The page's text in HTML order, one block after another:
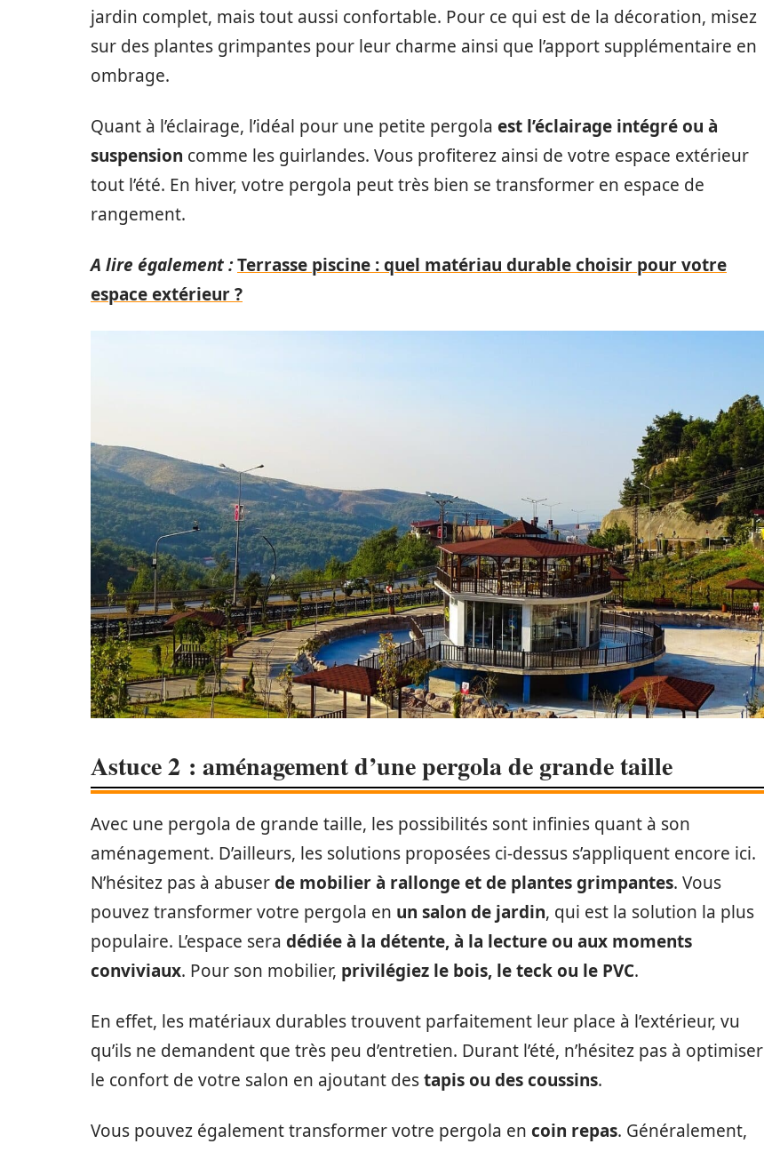
jardin complet, mais tout aussi confortable. Pour ce qui est de la décoration, misez
sur des plantes grimpantes pour leur charme ainsi que l’apport supplémentaire en
ombrage.
Quant à l’éclairage, l’idéal pour une petite pergola est l’éclairage intégré ou à
suspension comme les guirlandes. Vous profiterez ainsi de votre espace extérieur
tout l’été. En hiver, votre pergola peut très bien se transformer en espace de
rangement.
A lire également :Terrasse piscine : quel matériau durable choisir pour votre
espace extérieur ?
Astuce 2 : aménagement d’une pergola de grande taille
Avec une pergola de grande taille, les possibilités sont infinies quant à son
aménagement. D’ailleurs, les solutions proposées ci-dessus s’appliquent encore ici.
N’hésitez pas à abuserde mobilier à rallonge et de plantes grimpantes. Vous
pouvez transformer votre pergola en un salon de jardin, qui est la solution la plus
populaire. L’espace sera dédiée à la détente, à la lecture ou aux moments
conviviaux. Pour son mobilier, privilégiez le bois, le teck ou le PVC.
En effet, les matériaux durables trouvent parfaitement leur place à l’extérieur, vu
qu’ils ne demandent que très peu d’entretien. Durant l’été, n’hésitez pas à optimiser
le confort de votre salon en ajoutant destapis ou des coussins.
Vous pouvez également transformer votre pergola en coin repas. Généralement,